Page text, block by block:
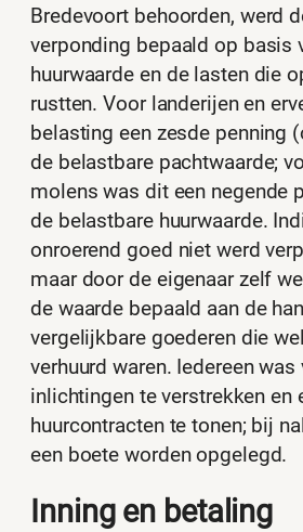
Bredevoort behoorden, werd
verponding bepaald op basis
huurwaarde en de lasten die
rustten. Voor landerijen en
belasting een zesde penning
de belastbare pachtwaarde;
molens was dit een negende
de belastbare huurwaarde.
onroerend goed niet werd
maar door de eigenaar zelf
de waarde bepaald aan de
vergelijkbare goederen die
verhuurd waren. Iedereen
inlichtingen te verstrekken en
huurcontracten te tonen; bij
een boete worden opgelegd.
Inning en betaling